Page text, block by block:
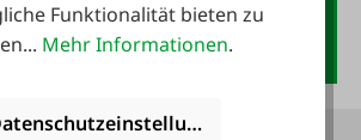
Funktionalität bieten zu
Mehr Informationen.